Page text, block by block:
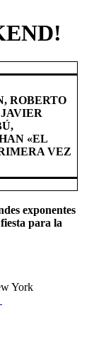
ROBERTO
«EL
VEZ
exponentes
para la
York